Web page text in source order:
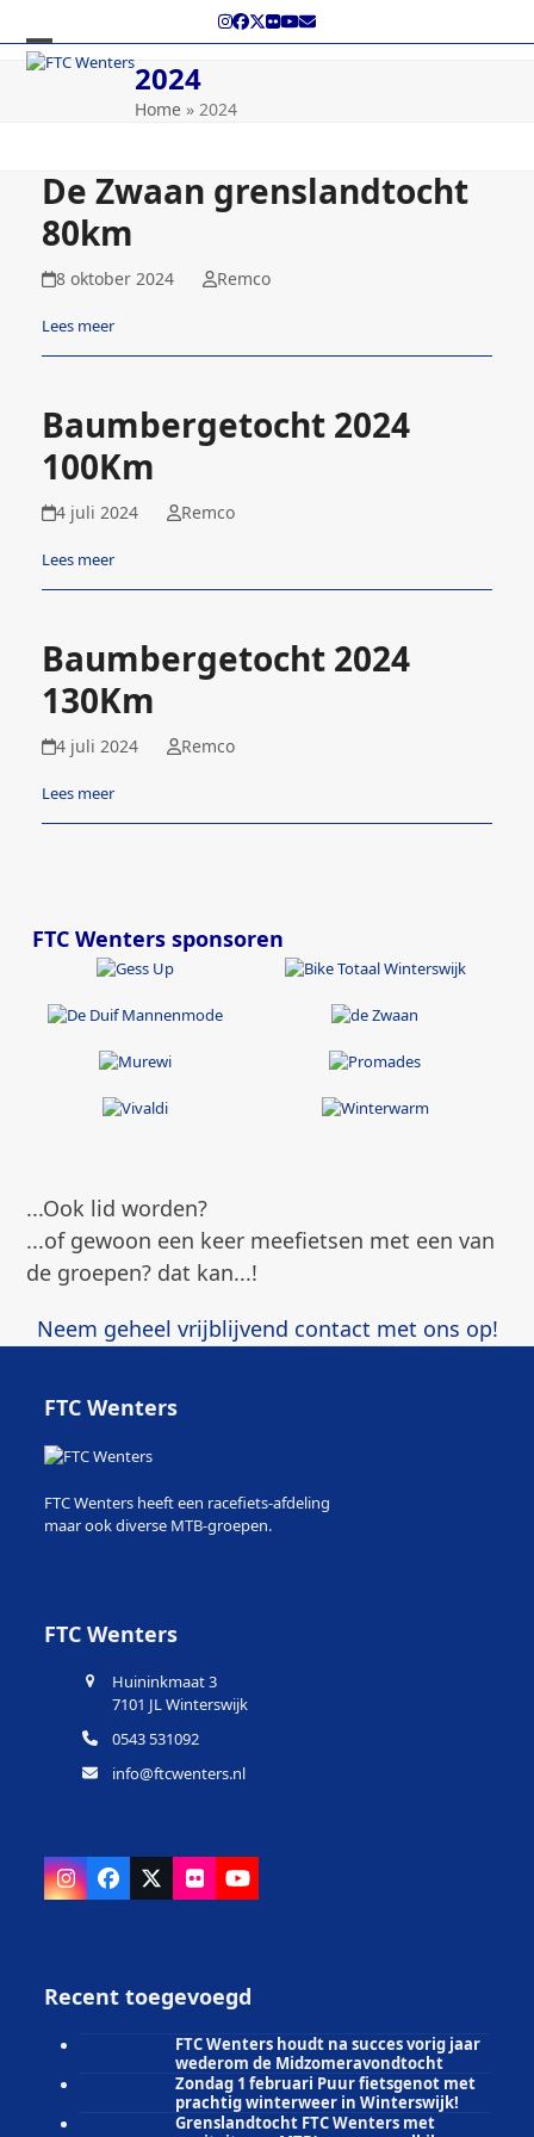
content
Instagram
Facebook
Twitter
Flickr
YouTube
E-
mail
Open
Close
2024
Home »2024
De Zwaan grenslandtocht
80km
8 oktober 2024 Remco
Lees meer
Baumbergetocht 2024
100Km
4 juli 2024 Remco
Lees meer
Baumbergetocht 2024
130Km
4 juli 2024 Remco
Lees meer
FTC Wenters sponsoren
...Ook lid worden?
...of gewoon een keer meefietsen met een van
de groepen? dat kan...!
Neem geheel vrijblijvend contact met ons op!
FTC Wenters
FTC Wenters heeft een racefiets-afdeling
maar ook diverse MTB-groepen.
FTC Wenters
Huininkmaat 3
7101 JL Winterswijk
0543 531092
info@ftcwenters.nl
Instagram
Facebook
X FlickrYouTube
Recent toegevoegd
FTC Wenters houdt na succes vorig jaar
wederom de Midzomeravondtocht
Zondag 1 februari Puur fietsgenot met
prachtig winterweer in Winterswijk!
Grenslandtocht FTC Wenters met